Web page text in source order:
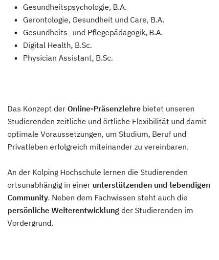
Gesundheitspsychologie, B.A.
Gerontologie, Gesundheit und Care, B.A.
Gesundheits- und Pflegepädagogik, B.A.
Digital Health, B.Sc.
Physician Assistant, B.Sc.
Das Konzept der Online-Präsenzlehre bietet unseren
Studierenden zeitliche und örtliche Flexibilität und damit
optimale Voraussetzungen, um Studium, Beruf und
Privatleben erfolgreich miteinander zu vereinbaren.
An der Kolping Hochschule lernen die Studierenden
ortsunabhängig in einer unterstützenden und lebendigen
Community. Neben dem Fachwissen steht auch die
persönliche Weiterentwicklung der Studierenden im
Vordergrund.